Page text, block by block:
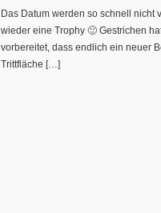
Das Datum werden so schnell nicht
wieder eine Trophy 🙂 Gestrichen
vorbereitet, dass endlich ein neuer
Trittfläche […]